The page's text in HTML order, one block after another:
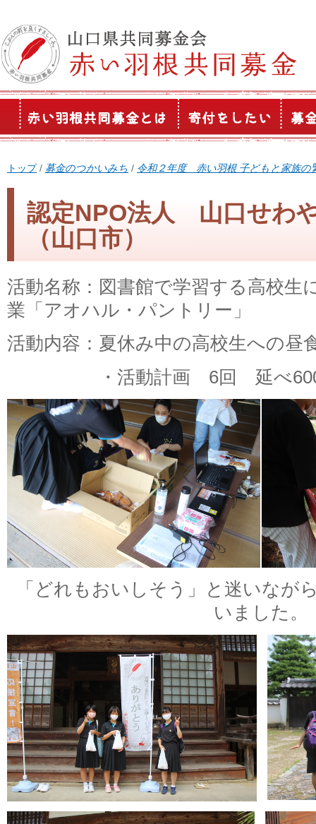
現
在
トップ/ 募金のつかいみち / 令和２年度 赤い羽根 子どもと家族の
認定NPO法人 山口せわ
（山口市）
活動名称：図書館で学習する高校生
業「アオハル・パントリー」
活動内容：夏休み中の高校生への昼
・活動計画 6回 延べ600
「どれもおいしそう」と迷いなが
いました。